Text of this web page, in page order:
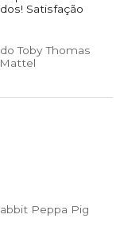
Satisfação
Toby Thomas
Peppa Pig